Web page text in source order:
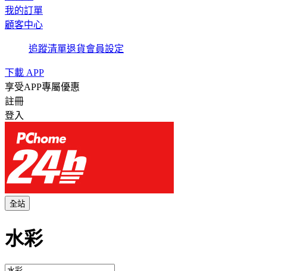
我的訂單
顧客中心
追蹤清單退貨會員設定
下載 APP
享受APP專屬優惠
註冊
登入
全站
水彩